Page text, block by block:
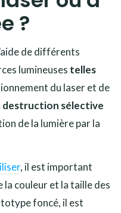
?
de différents
lumineuses telles
du laser et de
destruction sélective
de la lumière par la
, il est important
la couleur et la taille des
foncé, il est